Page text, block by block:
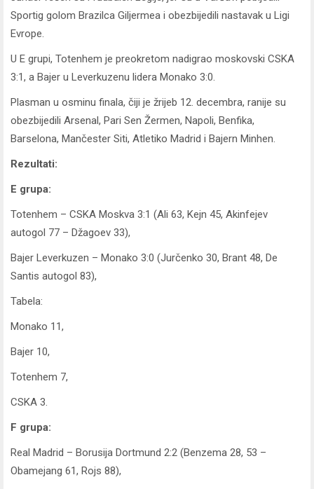
Sportig golom Brazilca Giljermea i obezbijedili nastavak u Ligi
Evrope.
U E grupi, Totenhem je preokretom nadigrao moskovski CSKA
3:1, a Bajer u Leverkuzenu lidera Monako 3:0.
Plasman u osminu finala, čiji je žrijeb 12. decembra, ranije su
obezbijedili Arsenal, Pari Sen Žermen, Napoli, Benfika,
Barselona, Mančester Siti, Atletiko Madrid i Bajern Minhen.
Rezultati:
E grupa:
Totenhem – CSKA Moskva 3:1 (Ali 63, Kejn 45, Akinfejev
autogol 77 – Džagoev 33),
Bajer Leverkuzen – Monako 3:0 (Jurčenko 30, Brant 48, De
Santis autogol 83),
Tabela:
Monako 11,
Bajer 10,
Totenhem 7,
CSKA 3.
F grupa:
Real Madrid – Borusija Dortmund 2:2 (Benzema 28, 53 –
Obamejang 61, Rojs 88),